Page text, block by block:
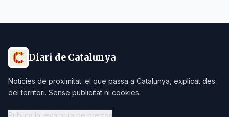
Diari de Catalunya
Notícies de proximitat: el que passa a Catalunya, explicat des
del territori. Sense publicitat ni cookies.
Publica la teva nota de premsa